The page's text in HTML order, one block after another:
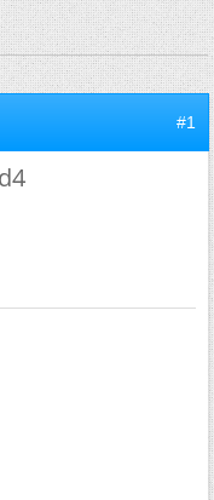
#1